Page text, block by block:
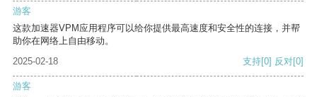
游客
这款加速器VPM应用程序可以给你提供最高速度和安全性的连接，并帮
助你在网络上自由移动。
2025-02-18
支持[0] 反对[0]
游客